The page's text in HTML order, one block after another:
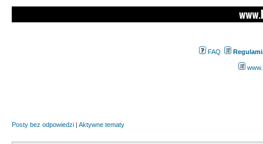
FAQ
Posty bez odpowiedzi | Aktywne tematy